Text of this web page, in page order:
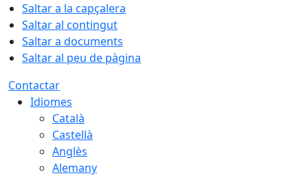
Saltar a la capçalera
Saltar al contingut
Saltar a documents
Saltar al peu de pàgina
Contactar
Idiomes
Català
Castellà
Anglès
Alemany